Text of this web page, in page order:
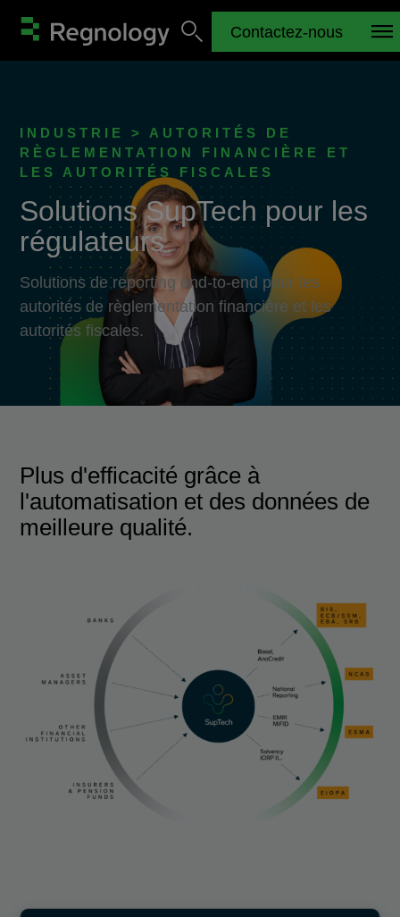
Contactez-nous
INDUSTRIE > AUTORITÉS DE
RÈGLEMENTATION FINANCIÈRE ET
LES AUTORITÉS FISCALES
Solutions SupTech pour les
régulateurs
Solutions de reporting end-to-end pour les
autorités de règlementation financière et les
autorités fiscales.
Plus d'efficacité grâce à
l'automatisation et des données de
meilleure qualité.